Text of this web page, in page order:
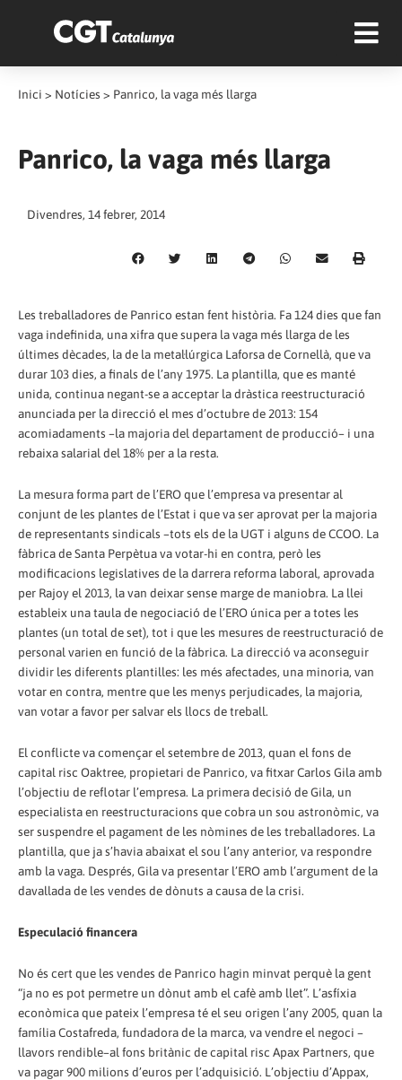
Inici > Notícies > Panrico, la vaga més llarga
Panrico, la vaga més llarga
Divendres, 14 febrer, 2014
Les treballadores de Panrico estan fent història. Fa 124 dies que fan
vaga indefinida, una xifra que supera la vaga més llarga de les
últimes dècades, la de la metal·lúrgica Laforsa de Cornellà, que va
durar 103 dies, a finals de l’any 1975. La plantilla, que es manté
unida, continua negant-se a acceptar la dràstica reestructuració
anunciada per la direcció el mes d’octubre de 2013: 154
acomiadaments –la majoria del departament de producció– i una
rebaixa salarial del 18% per a la resta.
La mesura forma part de l’ERO que l’empresa va presentar al
conjunt de les plantes de l’Estat i que va ser aprovat per la majoria
de representants sindicals –tots els de la UGT i alguns de CCOO. La
fàbrica de Santa Perpètua va votar-hi en contra, però les
modificacions legislatives de la darrera reforma laboral, aprovada
per Rajoy el 2013, la van deixar sense marge de maniobra. La llei
estableix una taula de negociació de l’ERO única per a totes les
plantes (un total de set), tot i que les mesures de reestructuració de
personal varien en funció de la fàbrica. La direcció va aconseguir
dividir les diferents plantilles: les més afectades, una minoria, van
votar en contra, mentre que les menys perjudicades, la majoria,
van votar a favor per salvar els llocs de treball.
El conflicte va començar el setembre de 2013, quan el fons de
capital risc Oaktree, propietari de Panrico, va fitxar Carlos Gila amb
l’objectiu de reflotar l’empresa. La primera decisió de Gila, un
especialista en reestructuracions que cobra un sou astronòmic, va
ser suspendre el pagament de les nòmines de les treballadores. La
plantilla, que ja s’havia abaixat el sou l’any anterior, va respondre
amb la vaga. Després, Gila va presentar l’ERO amb l’argument de la
davallada de les vendes de dònuts a causa de la crisi.
Especulació financera
No és cert que les vendes de Panrico hagin minvat perquè la gent
“ja no es pot permetre un dònut amb el cafè amb llet”. L’asfíxia
econòmica que pateix l’empresa té el seu origen l’any 2005, quan la
família Costafreda, fundadora de la marca, va vendre el negoci –
llavors rendible–al fons britànic de capital risc Apax Partners, que
va pagar 900 milions d’euros per l’adquisició. L’objectiu d’Appax,